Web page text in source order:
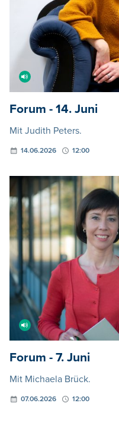
Forum - 14. Juni
Mit Judith Peters.
14.06.2026 12:00
Forum - 7. Juni
Mit Michaela Brück.
07.06.2026 12:00